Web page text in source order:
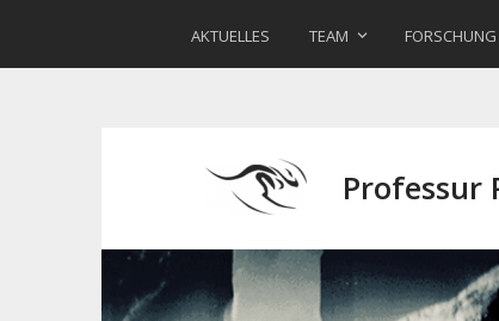
AKTUELLES TEAM FORSCHUNG
Professur